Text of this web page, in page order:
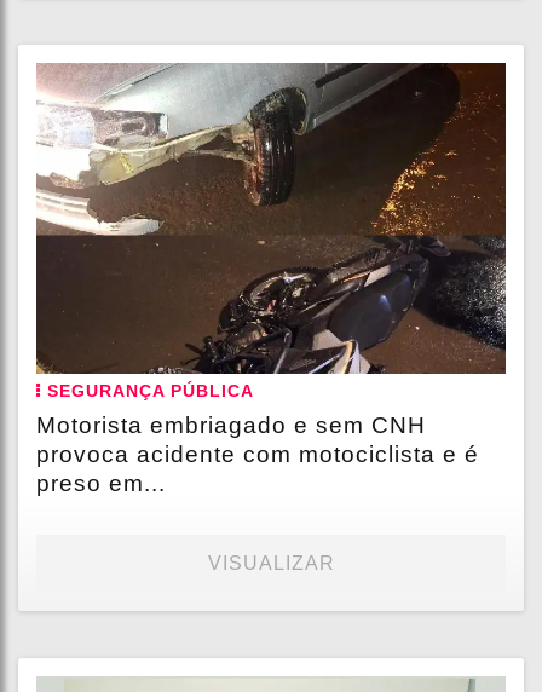
SEGURANÇA PÚBLICA
Motorista embriagado e sem CNH
provoca acidente com motociclista e é
preso em...
VISUALIZAR